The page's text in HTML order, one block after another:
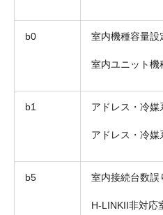
b0 室内機種容量設
室内ユニット機
b1 アドレス・冷媒
アドレス・冷
b5 室内接続台数誤
H-LINKII非対応